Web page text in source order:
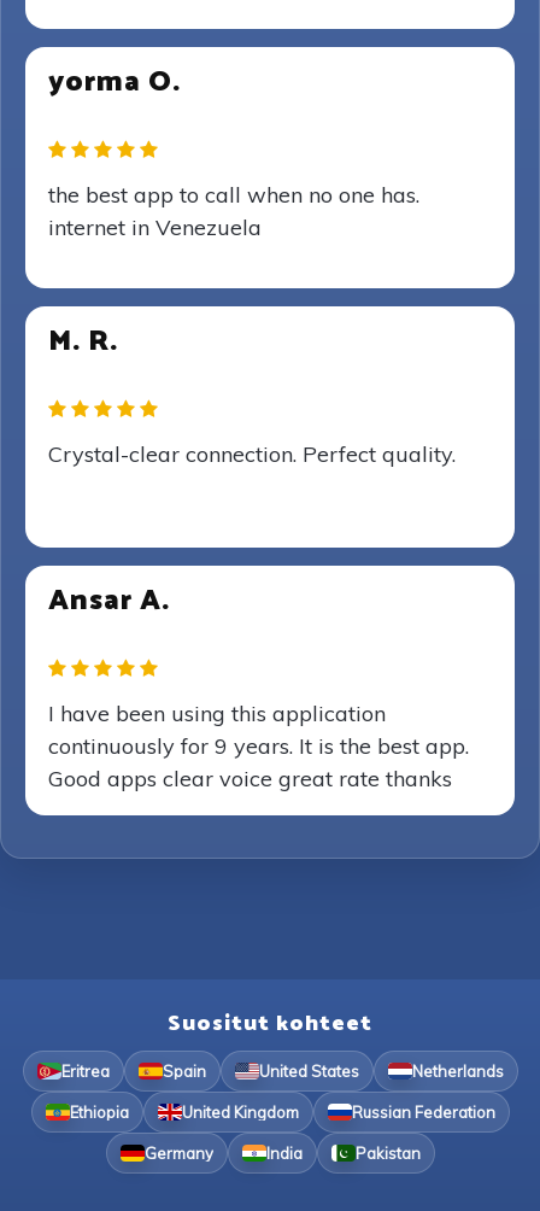
yorma O.
the best app to call when no one has.
internet in Venezuela
M. R.
Crystal-clear connection. Perfect quality.
Ansar A.
I have been using this application
continuously for 9 years. It is the best app.
Good apps clear voice great rate thanks
Suositut kohteet
Eritrea Spain United States Netherlands
Ethiopia United Kingdom Russian Federation
Germany India Pakistan